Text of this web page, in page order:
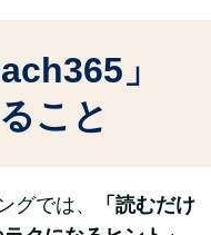
」
こと
グでは、
「読むだけ